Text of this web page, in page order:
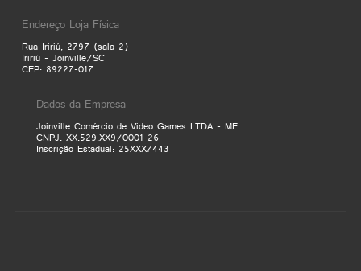
Endereço Loja Física
Rua Iririú, 2797 (sala 2)
Iririú - Joinville/SC
CEP: 89227-017
Dados da Empresa
Joinville Comércio de Video Games LTDA - ME
CNPJ: XX.529.XX9/0001-26
Inscrição Estadual: 25XXX7443